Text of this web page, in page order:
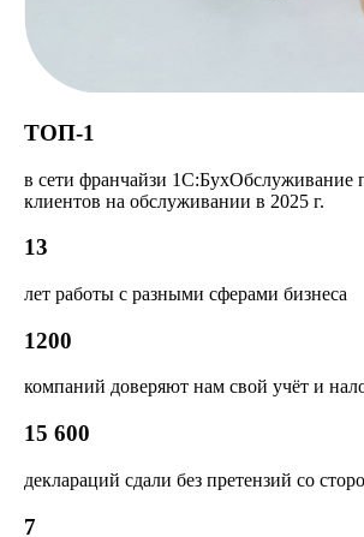
ТОП-1
в сети франчайзи 1С:БухОбслуживание
клиентов на обслуживании в 2025 г.
13
лет работы с разными сферами бизнеса
1200
компаний доверяют нам свой учёт и
15 600
деклараций сдали без претензий со
7